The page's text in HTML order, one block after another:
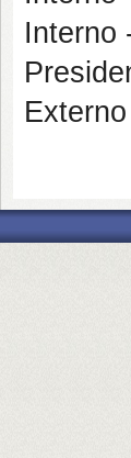
Interno